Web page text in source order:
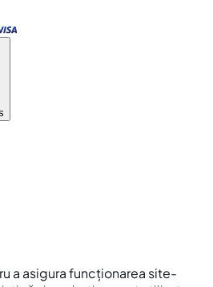
a asigura funcționarea site-